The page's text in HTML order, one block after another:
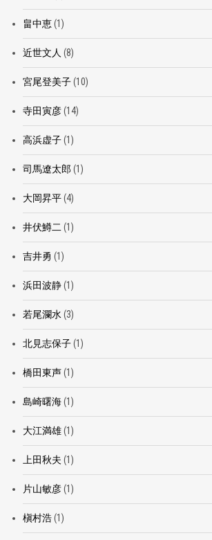
畠中恵(1)
近世文人 (8)
宮尾登美子(10)
寺田寅彦(14)
高浜虚子(1)
司馬遼太郎 (1)
大岡昇平(4)
井伏鱒二 (1)
吉井勇 (1)
浜田波静(1)
若尾瀾水 (3)
北見志保子(1)
橋田東声(1)
島崎曙海(1)
大江満雄(1)
上田秋夫 (1)
片山敏彦(1)
槇村浩(1)